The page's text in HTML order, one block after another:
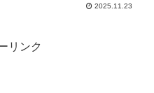
2025.11.23
リンク